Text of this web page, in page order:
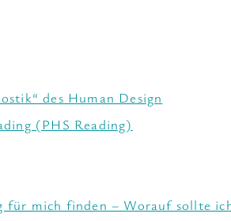
des Human Design
(PHS Reading)
für mich finden – Worauf sollte